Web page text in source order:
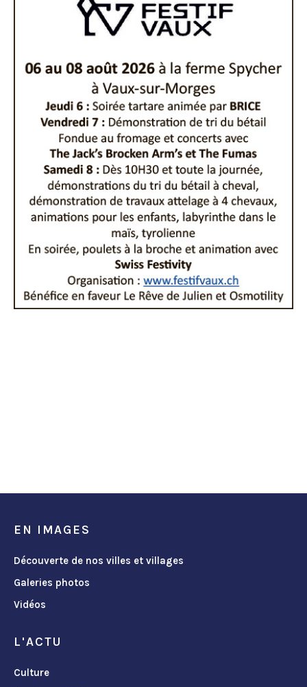
EN IMAGES
Découverte de nos villes et villages
Galeries photos
Vidéos
L'ACTU
Culture